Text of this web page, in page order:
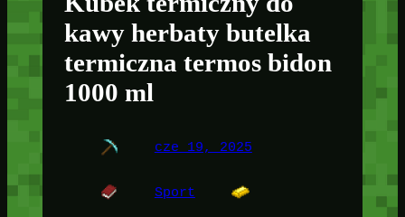
kawy herbaty butelka
termiczna termos bidon
1000 ml
cze 19, 2025
Sport